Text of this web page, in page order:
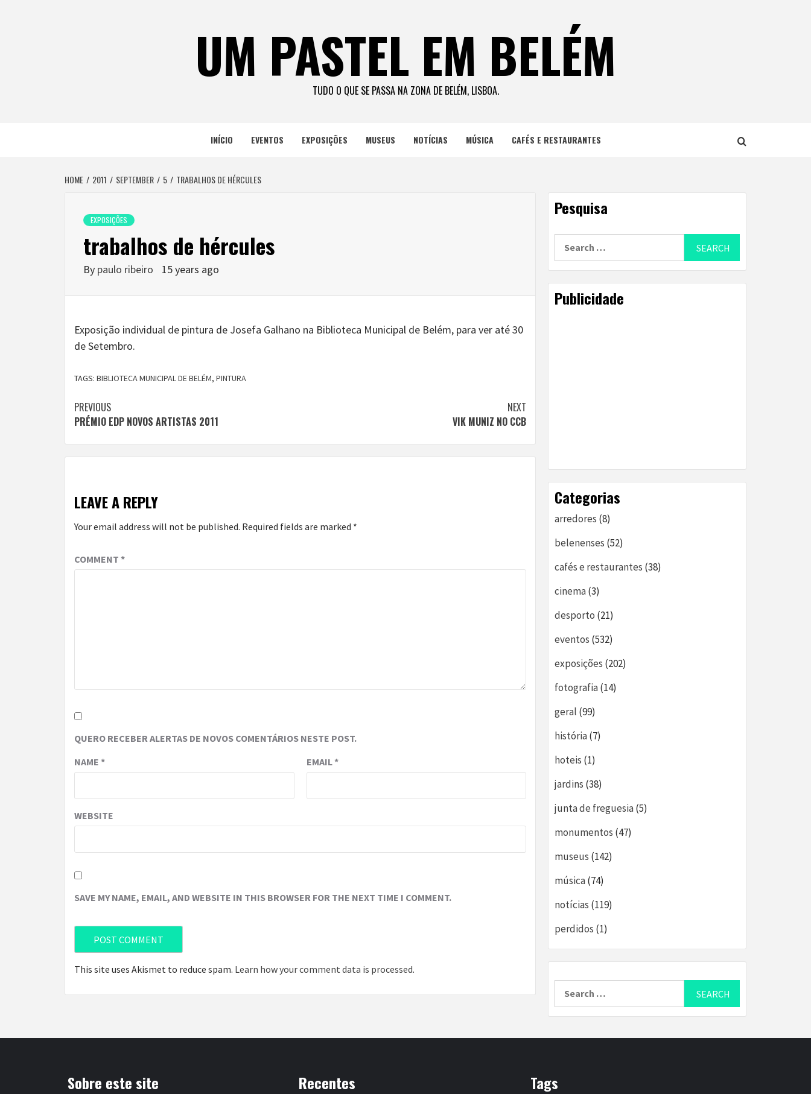
UM PASTEL EM BELÉM
TUDO O QUE SE PASSA NA ZONA DE BELÉM, LISBOA.
INÍCIO EVENTOS EXPOSIÇÕES MUSEUS NOTÍCIAS MÚSICA CAFÉS E RESTAURANTES
HOME 2011 SEPTEMBER 5 TRABALHOS DE HÉRCULES
EXPOSIÇÕES
trabalhos de hércules
By paulo ribeiro 15 years ago
Exposição individual de pintura de Josefa Galhano na Biblioteca Municipal de Belém, para ver até 30
de Setembro.
TAGS: BIBLIOTECA MUNICIPAL DE BELÉM, PINTURA
Continue
Reading
PREVIOUS
PRÉMIO EDP NOVOS ARTISTAS 2011
NEXT
VIK MUNIZ NO CCB
LEAVE A REPLY
Your email address will not be published. Required fields are marked *
COMMENT *
QUERO RECEBER ALERTAS DE NOVOS COMENTÁRIOS NESTE POST.
NAME * EMAIL*
WEBSITE
SAVE MY NAME, EMAIL, AND WEBSITE IN THIS BROWSER FOR THE NEXT TIME I COMMENT.
This site uses Akismet to reduce spam. Learn how your comment data is processed.
Pesquisa
Publicidade
Categorias
arredores (8)
belenenses (52)
cafés e restaurantes (38)
cinema(3)
desporto (21)
eventos (532)
exposições (202)
fotografia(14)
geral (99)
história(7)
hoteis (1)
jardins (38)
junta de freguesia(5)
monumentos (47)
museus (142)
música(74)
notícias (119)
perdidos (1)
Sobre este site Recentes Tags